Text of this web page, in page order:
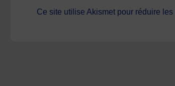
Ce site utilise Akismet pour réduire